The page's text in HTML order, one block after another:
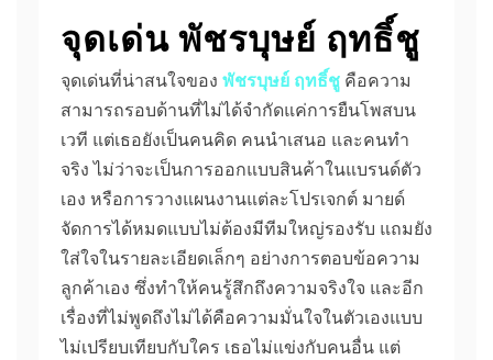
จุดเด่น พัชรบุษย์ ฤทธิ์ชู
จุดเด่นที่น่าสนใจของ พัชรบุษย์ ฤทธิ์ชู คือความ
สามารถรอบด้านที่ไม่ได้จำกัดแค่การยืนโพสบน
เวที แต่เธอยังเป็นคนคิด คนนำเสนอ และคนทำ
จริง ไม่ว่าจะเป็นการออกแบบสินค้าในแบรนด์ตัว
เอง หรือการวางแผนงานแต่ละโปรเจกต์ มายด์
จัดการได้หมดแบบไม่ต้องมีทีมใหญ่รองรับ แถมยัง
ใส่ใจในรายละเอียดเล็กๆ อย่างการตอบข้อความ
ลูกค้าเอง ซึ่งทำให้คนรู้สึกถึงความจริงใจ และอีก
เรื่องที่ไม่พูดถึงไม่ได้คือความมั่นใจในตัวเองแบบ
ไม่เปรียบเทียบกับใคร เธอไม่แข่งกับคนอื่น แต่